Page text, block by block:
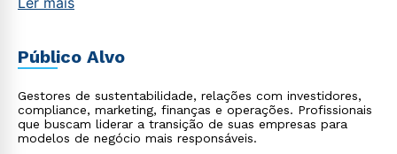
Público Alvo
Gestores de sustentabilidade, relações com investidores,
compliance, marketing, finanças e operações. Profissionais
que buscam liderar a transição de suas empresas para
modelos de negócio mais responsáveis.